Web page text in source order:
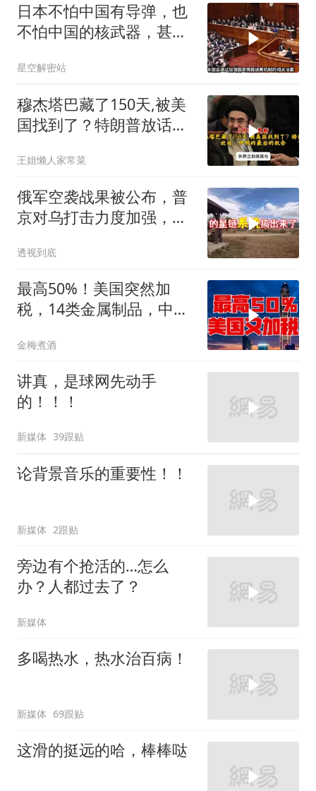
日本不怕中国有导弹，也
不怕中国的核武器，甚至
星空解密站
穆杰塔巴藏了150天,被美
国找到了？特朗普放话：
王姐懒人家常菜
俄军空袭战果被公布，普
京对乌打击力度加强，泽
透视到底
最高50%！美国突然加
税，14类金属制品，中国
金梅煮酒
讲真，是球网先动手
的！！！
新媒体 39跟贴
论背景音乐的重要性！！
新媒体 2跟贴
旁边有个抢活的…怎么
办？人都过去了？
新媒体
多喝热水，热水治百病！
新媒体 69跟贴
这滑的挺远的哈，棒棒哒